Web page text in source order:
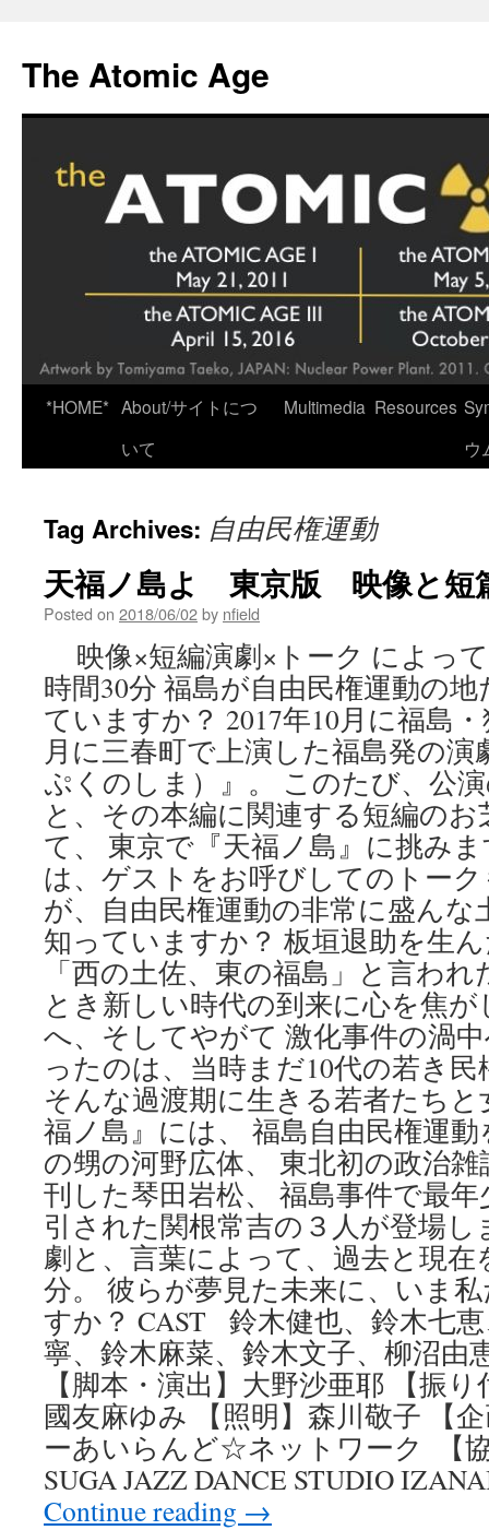
content
The Atomic Age
*HOME* About/サイトにつ
いて
Multimedia Resources
ウ
Tag Archives: 自由民権運動
天福ノ島よ 東京版 映像と
Posted on 2018/06/02by nfield
映像×短編演劇×トーク によっ
時間30分​ 福島が自由民権運動の
ていますか？ 2017年10月に福島
月に三春町で上演した福島発の
ぷくのしま）』。 このたび、公
と、その本編に関連する短編の
て、 東京で『天福ノ島』に挑み
は、ゲストをお呼びしてのトー
が、自由民権運動の非常に盛ん
知っていますか？ 板垣退助を生
「西の土佐、東の福島」と言わ
とき新しい時代の到来に心を焦
へ、そしてやがて 激化事件の渦
ったのは、当時まだ10代の若き
そんな過渡期に生きる若者たち
福ノ島』には、 福島自由民権運
の甥の河野広体、 東北初の政治
刊した琴田岩松、 福島事件で最
引された関根常吉の３人が登場し
劇と、言葉によって、過去と現在
分。 彼らが夢見た未来に、いま
すか？ CAST 鈴木健也、鈴木七
寧、鈴木麻菜、鈴木文子、柳沼由
【脚本・演出】大野沙亜耶 【振
國友麻ゆみ 【照明】森川敬子 【
ーあいらんど☆ネットワーク ​ 【​
SUGA JAZZ DANCE STUDIO
Continue reading →